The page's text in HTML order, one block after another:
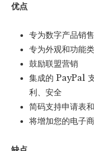
优点
专为数字产品销
专为外观和功能
鼓励联盟营销
集成的 PayPal
利、安全
简码支持申请表
将增加您的电子